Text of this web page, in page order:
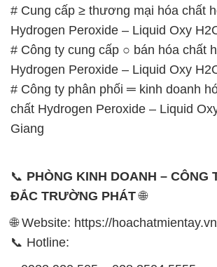
chất Hydrogen Peroxide – Liquid
Giang
📞PHÒNG KINH DOANH – CÔNG
ĐẮC TRƯỜNG PHÁT🌐
🌐 Website: https://hoachatmientay.vn/
– 0933.920.505 – 028.3504.5555
028.3756.1841- 028.3756.1842